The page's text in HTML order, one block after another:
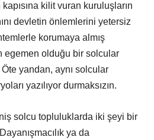
kilit vuran kuruluşların
devletin önlemlerini yetersiz
korumaya almış
egemen olduğu bir solcular
yandan, aynı solcular
yazılıyor durmaksızın.
solcu topluluklarda iki şeyi bir
ya da